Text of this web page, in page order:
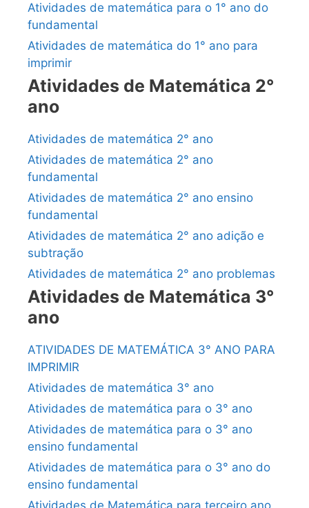
Atividades de matemática para o 1° ano do
fundamental
Atividades de matemática do 1° ano para
imprimir
Atividades de Matemática 2°
ano
Atividades de matemática 2° ano
Atividades de matemática 2° ano
fundamental
Atividades de matemática 2° ano ensino
fundamental
Atividades de matemática 2° ano adição e
subtração
Atividades de matemática 2° ano problemas
Atividades de Matemática 3°
ano
ATIVIDADES DE MATEMÁTICA 3° ANO PARA
IMPRIMIR
Atividades de matemática 3° ano
Atividades de matemática para o 3° ano
Atividades de matemática para o 3° ano
ensino fundamental
Atividades de matemática para o 3° ano do
ensino fundamental